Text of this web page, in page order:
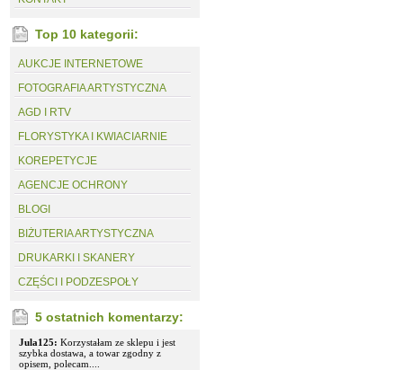
Top 10 kategorii:
AUKCJE INTERNETOWE
FOTOGRAFIA ARTYSTYCZNA
AGD I RTV
FLORYSTYKA I KWIACIARNIE
KOREPETYCJE
AGENCJE OCHRONY
BLOGI
BIŻUTERIA ARTYSTYCZNA
DRUKARKI I SKANERY
CZĘŚCI I PODZESPOŁY
5 ostatnich komentarzy:
Jula125: Korzystałam ze sklepu i jest
szybka dostawa, a towar zgodny z
opisem, polecam....